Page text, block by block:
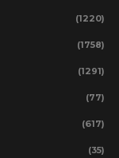
(1220)
(1758)
(1291)
(77)
(617)
(35)